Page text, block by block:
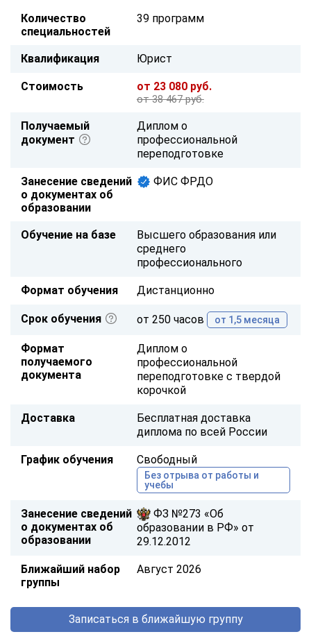
Количество
специальностей
39 программ
Квалификация Юрист
Стоимость от 23 080 руб.
от 38 467 руб.
Получаемый
документ
Диплом о
профессиональной
переподготовке
Занесение сведений
о документах об
образовании
ФИС ФРДО
Обучение на базе
Высшего образования или
среднего
профессионального
Формат обучения Дистанционно
Срок обучения от 250 часов от 1,5 месяца
Формат
получаемого
документа
Диплом о
профессиональной
переподготовке с твердой
корочкой
Доставка
Бесплатная доставка
диплома по всей России
График обучения Свободный
Без отрыва от работы и
учебы
Занесение сведений
о документах об
образовании
ФЗ №273 «Об
образовании в РФ» от
29.12.2012
Ближайший набор
группы
Август 2026
Записаться в ближайшую группу